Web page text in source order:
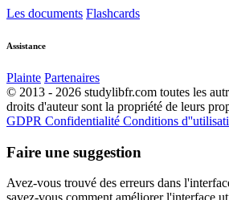
Les documents Flashcards
Assistance
Plainte Partenaires
© 2013 - 2026 studylibfr.com toutes les
droits d'auteur sont la propriété de leurs
GDPR Confidentialité Conditions
Faire une suggestion
Avez-vous trouvé des erreurs dans